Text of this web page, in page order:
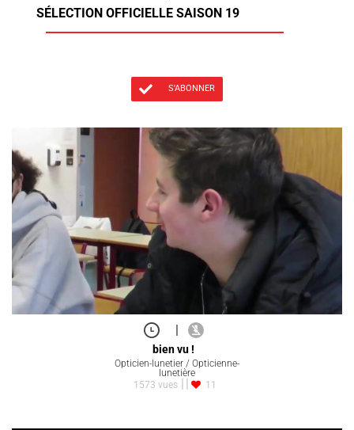
SÉLECTION OFFICIELLE SAISON 19
S'ABONNER
|
bien vu !
Opticien-lunetier / Opticienne-
lunetière
1573 vues
11